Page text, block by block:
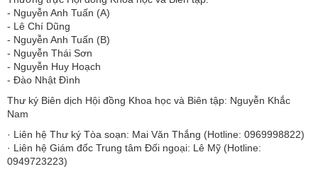
​​​​​​- Nguyễn Anh Tuấn (A)
- Lê Chí Dũng
- Nguyễn Anh Tuấn (B)
- Nguyễn Thái Sơn
- Nguyễn Huy Hoạch
- Đào Nhật Đình
Thư ký Biên dịch Hội đồng Khoa học và Biên tập: Nguyễn Khắc
Nam
· Liên hệ Thư ký Tòa soạn: Mai Văn Thắng (Hotline: 0969998822)
· Liên hệ Giám đốc Trung tâm Đối ngoại: Lê Mỹ (Hotline:
0949723223)